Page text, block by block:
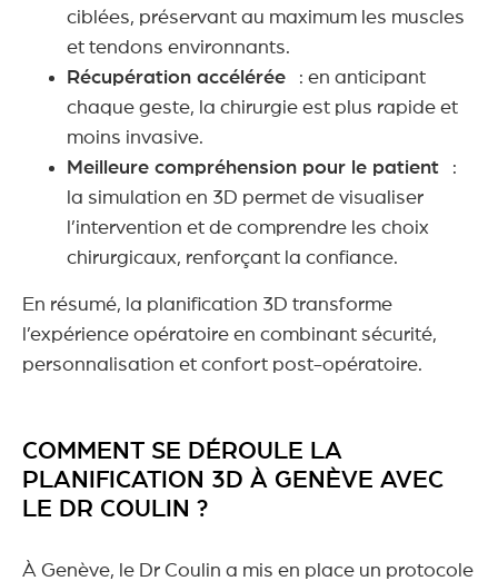
ciblées, préservant au maximum les muscles
et tendons environnants.
Récupération accélérée : en anticipant
chaque geste, la chirurgie est plus rapide et
moins invasive.
Meilleure compréhension pour le patient :
la simulation en 3D permet de visualiser
l’intervention et de comprendre les choix
chirurgicaux, renforçant la confiance.
En résumé, la planification 3D transforme
l’expérience opératoire en combinant sécurité,
personnalisation et confort post-opératoire.
COMMENT SE DÉROULE LA
PLANIFICATION 3D À GENÈVE AVEC
LE DR COULIN ?
À Genève, le Dr Coulin a mis en place un protocole